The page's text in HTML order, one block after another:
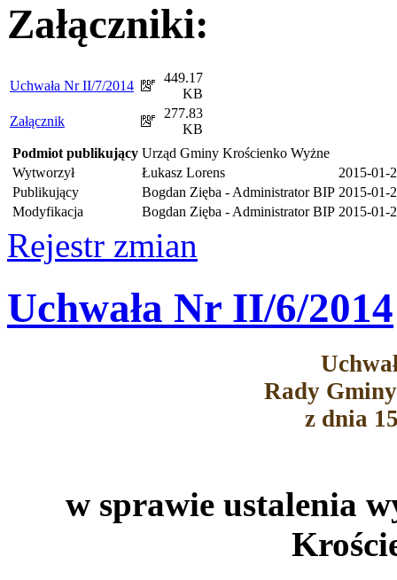
Załączniki:
Uchwała Nr II/7/2014
449.17
KB
Załącznik
277.83
KB
Podmiot publikujący Urząd Gminy Krościenko Wyżne
Wytworzył
Łukasz Lorens
2015-01-
Publikujący
Bogdan Zięba - Administrator BIP 2015-01-
Modyfikacja
Bogdan Zięba - Administrator BIP 2015-01-
Rejestr zmian
Uchwała Nr II/6/2014
Rady
z dnia
w sprawie ustalenia